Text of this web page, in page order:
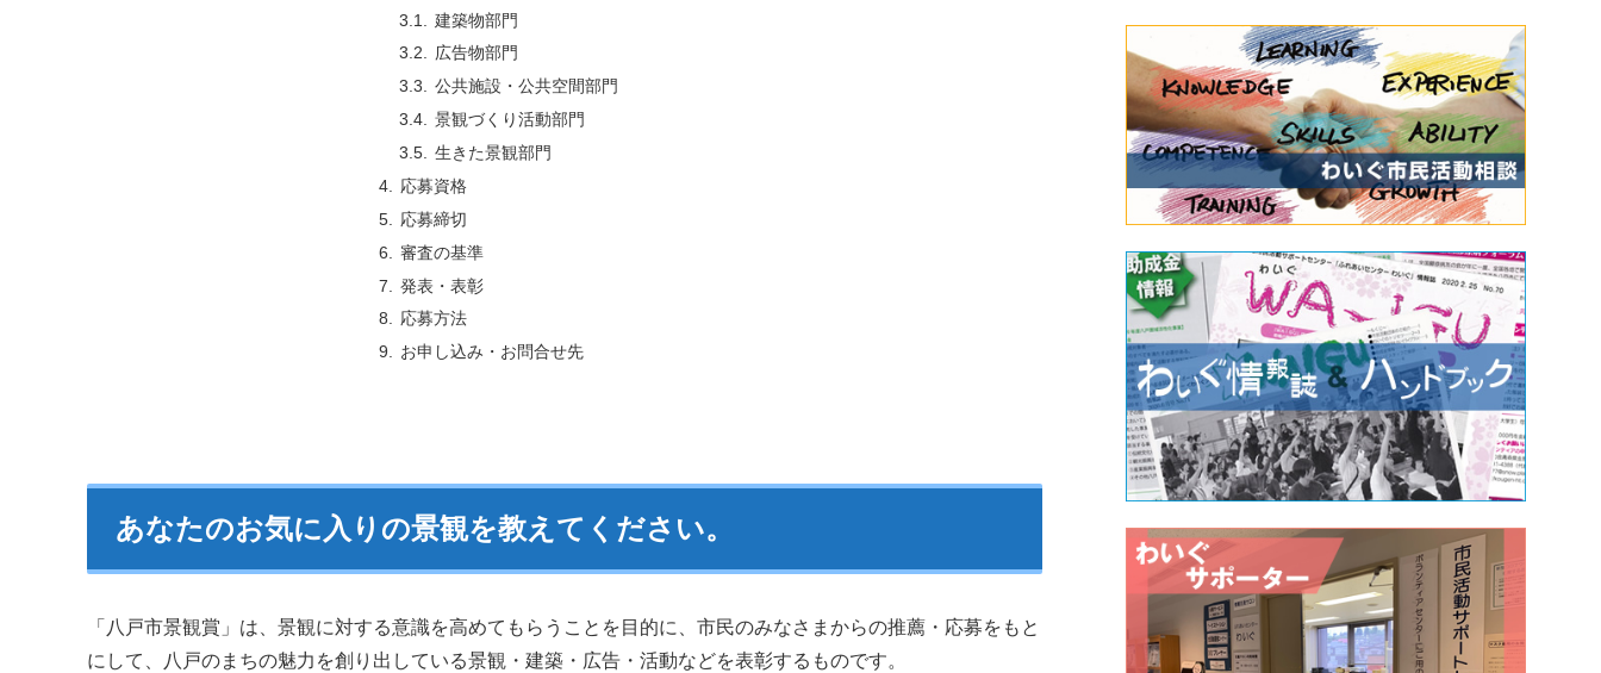
建築物部門
広告物部門
公共施設・公共空間部門
景観づくり活動部門
生きた景観部門
応募資格
応募締切
審査の基準
発表・表彰
応募方法
お申し込み・お問合せ先
あなたのお気に入りの景観を教えてください。
「八戸市景観賞」は、景観に対する意識を高めてもらうことを目的に、市民のみなさまからの推薦・応募をもと
にして、八戸のまちの魅力を創り出している景観・建築・広告・活動などを表彰するものです。